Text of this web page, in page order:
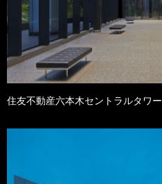
住友不動産六本木セントラルタワー